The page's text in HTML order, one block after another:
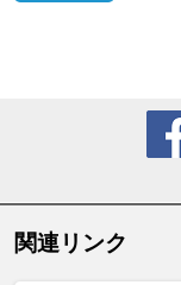
関連リンク